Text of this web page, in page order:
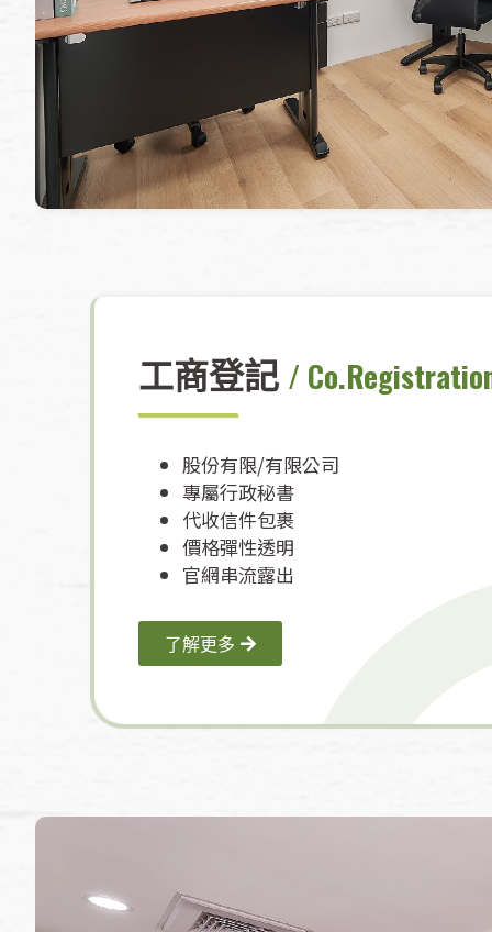
工商登記 /
股份有限/有限公司
專屬行政秘書
代收信件包裹
價格彈性透明
官網串流露出
了解更多